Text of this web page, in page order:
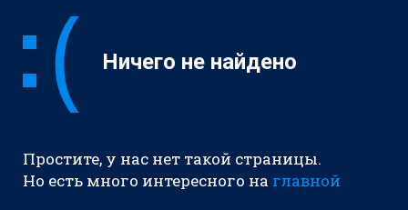
Ничего не найдено
Простите, у нас нет такой страницы.
Но есть много интересного на главной